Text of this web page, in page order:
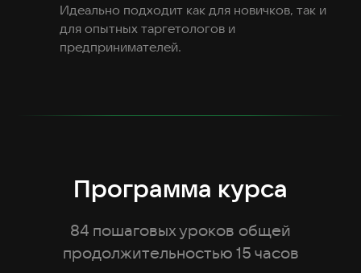
Идеально подходит как для новичков, так и
для опытных таргетологов и
предпринимателей.
Программа курса
84 пошаговых уроков общей
продолжительностью 15 часов